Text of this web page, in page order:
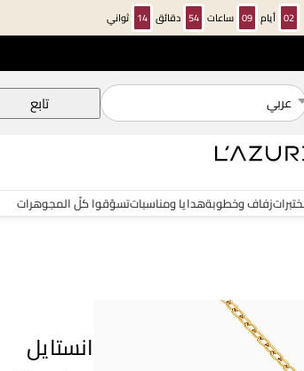
02 أيام 09 ساعات 54 دقائق 14 ثواني
عربي تابع
زفاف وخطوبةهدايا ومناسباتتسوّقوا كلّ المجوهرات
انستايل